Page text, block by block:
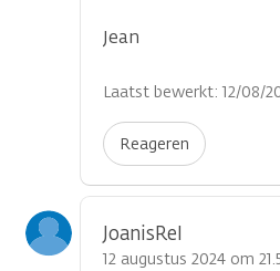
Jean
Laatst bewerkt: 12/08/
Reageren
JoanisRel
12 augustus 2024 om